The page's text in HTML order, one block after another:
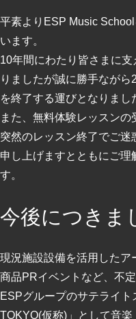
平素よりESP Music
います。
10年間にわたり皆さまに
りましたが誠に勝手なが
を終了する運びとなりまし
また、無料体験レッスンの
突然のレッスン終了でご
申し上げますとともにご理
す。
今後につきま
現況施設設備を活用した
商品PRイベントなど、不
ESPグループのサテライ
TOKYO(仮称)」として音